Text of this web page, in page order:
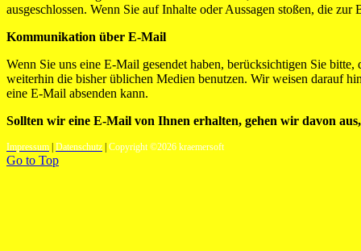
ausgeschlossen. Wenn Sie auf Inhalte oder Aussagen stoßen, die
Kommunikation über E-Mail
Wenn Sie uns eine E-Mail gesendet haben, berücksichtigen Sie
weiterhin die bisher üblichen Medien benutzen. Wir weisen darauf
eine E-Mail absenden kann.
Sollten wir eine E-Mail von Ihnen erhalten, gehen wir davon
Impressum Datenschutz Copyright ©2026 kraemersoft
Go to Top